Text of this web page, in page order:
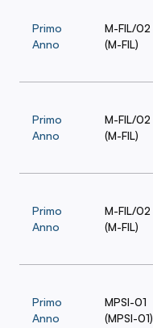
Primo
Anno
M-FIL/02
(M-FIL)
Primo
Anno
M-FIL/02
(M-FIL)
Primo
Anno
M-FIL/02
(M-FIL)
Primo
Anno
MPSI-01
(MPSI-01)